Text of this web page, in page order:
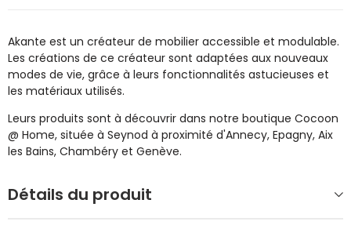
Akante est un créateur de mobilier accessible et modulable.
Les créations de ce créateur sont adaptées aux nouveaux
modes de vie, grâce à leurs fonctionnalités astucieuses et
les matériaux utilisés.
Leurs produits sont à découvrir dans notre boutique Cocoon
@ Home, située à Seynod à proximité d'Annecy, Epagny, Aix
les Bains, Chambéry et Genève.
Détails du produit